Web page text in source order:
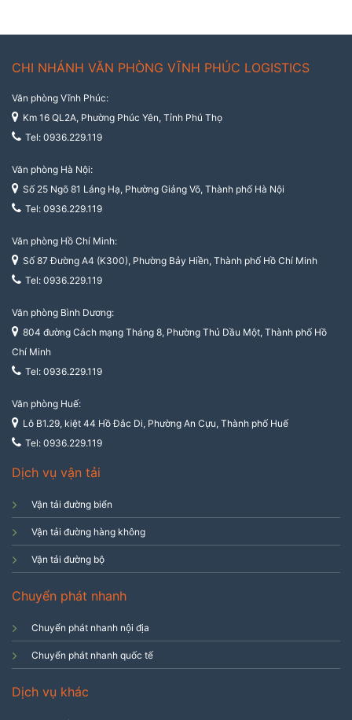
CHI NHÁNH VĂN PHÒNG VĨNH PHÚC LOGISTICS
Văn phòng Vĩnh Phúc:
Km 16 QL2A, Phường Phúc Yên, Tỉnh Phú Thọ
Tel: 0936.229.119
Văn phòng Hà Nội:
Số 25 Ngõ 81 Láng Hạ, Phường Giảng Võ, Thành phố Hà Nội
Tel: 0936.229.119
Văn phòng Hồ Chí Minh:
Số 87 Đường A4 (K300), Phường Bảy Hiền, Thành phố Hồ Chí Minh
Tel: 0936.229.119
Văn phòng Bình Dương:
804 đường Cách mạng Tháng 8, Phường Thủ Dầu Một, Thành phố Hồ
Chí Minh
Tel: 0936.229.119
Văn phòng Huế:
Lô B1.29, kiệt 44 Hồ Đắc Di, Phường An Cựu, Thành phố Huế
Tel: 0936.229.119
Dịch vụ vận tải
Vận tải đường biển
Vận tải đường hàng không
Vận tải đường bộ
Chuyển phát nhanh
Chuyển phát nhanh nội địa
Chuyển phát nhanh quốc tế
Dịch vụ khác